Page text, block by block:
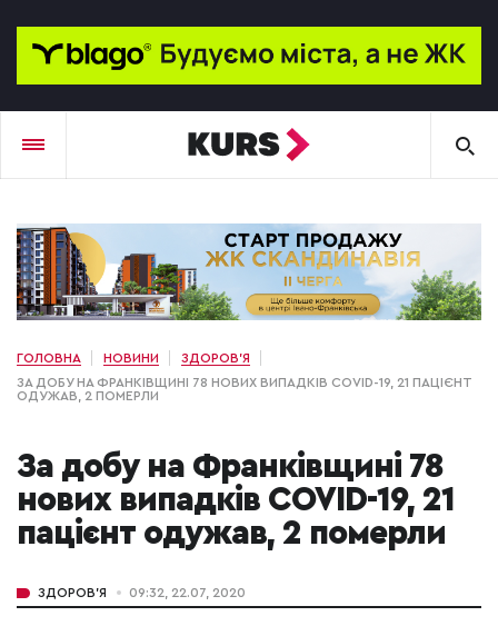
ГОЛОВНА НОВИНИ
ЗДОРОВ'Я
ЗА ДОБУ НА ФРАНКІВЩИНІ 78 НОВИХ ВИПАДКІВ COVID-19, 21 ПАЦІЄНТ
ОДУЖАВ, 2 ПОМЕРЛИ
За добу на Франківщині 78
нових випадків COVID-19, 21
пацієнт одужав, 2 померли
ЗДОРОВ'Я 09:32, 22.07, 2020